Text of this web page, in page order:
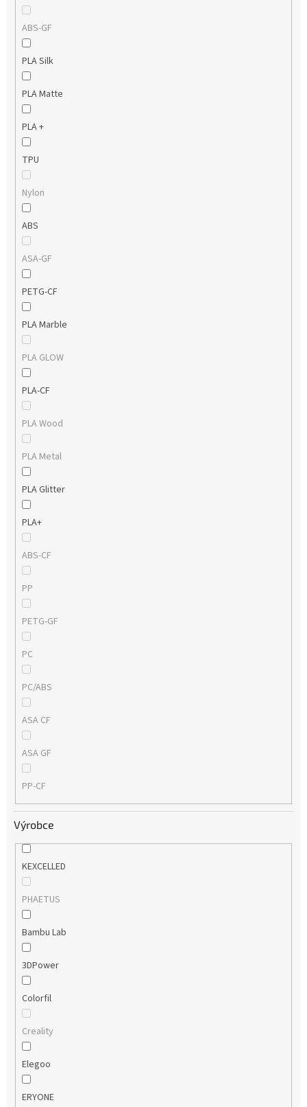
ABS-GF
PLA Silk
PLA Matte
PLA +
TPU
Nylon
ABS
ASA-GF
PETG-CF
PLA Marble
PLA GLOW
PLA-CF
PLA Wood
PLA Metal
PLA Glitter
PLA+
ABS-CF
PP
PETG-GF
PC
PC/ABS
ASA CF
ASA GF
PP-CF
Výrobce
KEXCELLED
PHAETUS
Bambu Lab
3DPower
Colorfil
Creality
Elegoo
ERYONE